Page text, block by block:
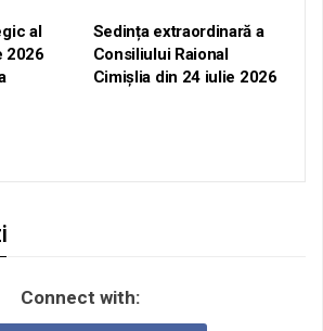
al
2026
Sedința extraordinară a
Consiliului Raional
Cimișlia din 24 iulie 2026
Connect with: